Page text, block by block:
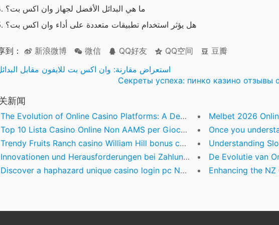
ما هي البدائل الأفضل لجهاز وان اكس بت؟
هل يؤثر استخدام تطبيقات متعددة على أداء وان اكس بت؟
到： 新浪微博 微信 QQ好友 QQ空间
豆瓣
استعراض مقارنة: وان اكس بت للايفون مقابل
Секреты успеха: пинко казино отзывы
新闻
The Evolution of Online Casino Platforms: A Deep Dive into User Experience & Security
Melbet 2026 Online Playing and you
Top 10 Lista Casino Online Non AAMS per Giocatori Italiani
Once you understand when you should sit,
Trendy Fruits Ranch casino William Hill bonus codes Slot: Game play, Extra, Rtp
Understanding Slot
Innovationen und Herausforderungen bei Zahlung & Auszahlung im Online-Glücksspiel
De Evolutie van Online
Discover a haphazard unique casino login pc NFL Team with Spinner
Enhancing the NZ Online